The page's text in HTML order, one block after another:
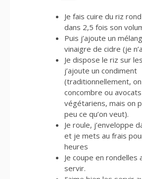
Je fais cuire du riz
dans 2,5 fois son
Puis j’ajoute un
vinaigre de cidre (je
Je dispose le riz sur
j’ajoute un condiment
(traditionnellement,
concombre ou
végétariens, mais on
peu ce qu’on veut).
Je roule, j’enveloppe
et je mets au frais
heures
Je coupe en rondelles
servir.